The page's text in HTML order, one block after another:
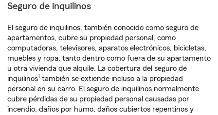
Seguro de inquilinos
El seguro de inquilinos, también conocido como seguro de
apartamentos, cubre su propiedad personal, como
computadoras, televisores, aparatos electrónicos, bicicletas,
muebles y ropa, tanto dentro como fuera de su apartamento
u otra vivienda que alquile. La cobertura del seguro de
inquilinos1 también se extiende incluso a la propiedad
personal en su carro. El seguro de inquilinos normalmente
cubre pérdidas de su propiedad personal causadas por
incendio, daños por humo, daños cubiertos repentinos y